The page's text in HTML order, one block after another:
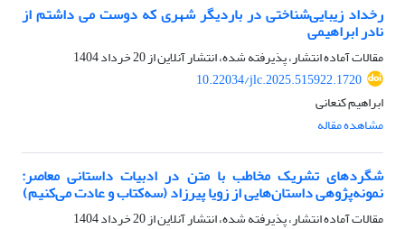
رخداد زیبایی‌شناختی در بار‌دیگر شهری که دوست می داشتم از
نادر ابراهیمی
مقالات آماده انتشار، پذیرفته شده، انتشار آنلاین از20 خرداد 1404
10.22034/jlc.2025.515922.1720
ابراهیم کنعانی
مشاهده مقاله
شگردهای تشریک مخاطب با متن در ادبیات داستانی معاصر:
نمونه‌پژوهی داستان‌هایی از زویا پیرزاد (سه‌کتاب و عادت می‌کنیم)
مقالات آماده انتشار، پذیرفته شده، انتشار آنلاین از20 خرداد 1404